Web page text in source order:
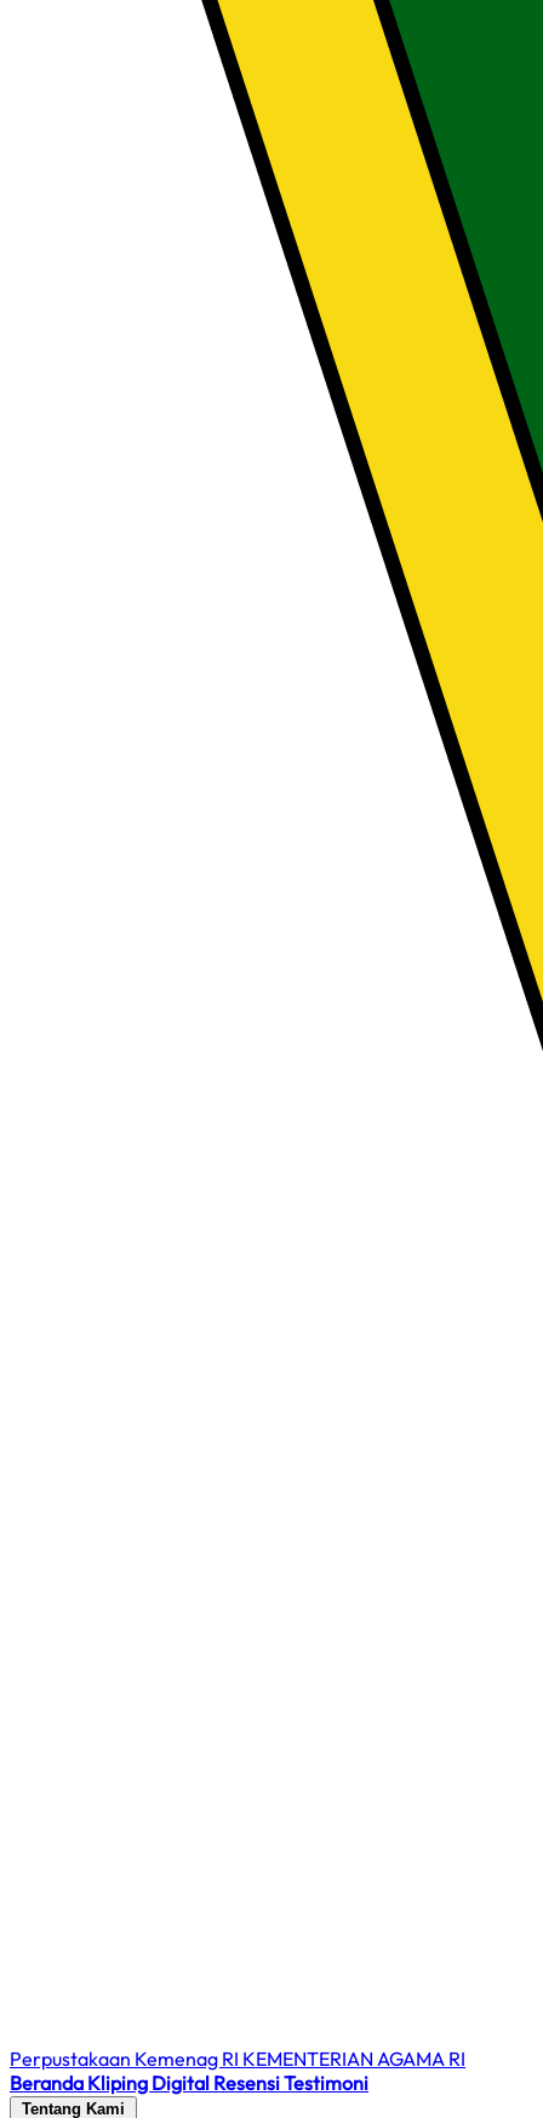
Perpustakaan Kemenag RI KEMENTERIAN AGAMA RI
Beranda Kliping Digital ResensiTestimoni
Tentang Kami